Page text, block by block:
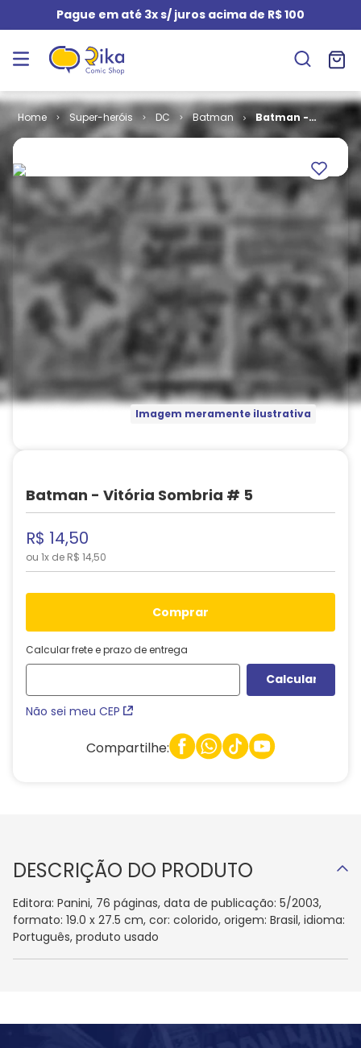
Pague em até 3x s/ juros acima de R$ 100
Super-heróis DC Batman
Batman -
Vitória
Imagem meramente ilustrativa
Batman - Vitória Sombria # 5
R$ 14,50
ou 1x de R$ 14,50
comprar
Calcular frete e prazo de entrega
Não sei meu CEP
Compartilhe:
DESCRIÇÃO DO PRODUTO
Editora: Panini, 76 páginas, data de publicação: 5/2003,
formato: 19.0 x 27.5 cm, cor: colorido, origem: Brasil, idioma:
Português, produto usado